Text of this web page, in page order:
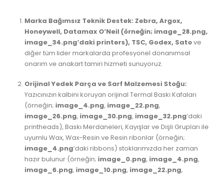
Marka Bağımsız Teknik Destek: Zebra, Argox,
Honeywell, Datamax O’Neil (örneğin; image_28.png,
image_34.png’daki printers), TSC, Godex, Satove
diğer tüm lider markalarda profesyonel donanımsal
onarım ve anakart tamiri hizmeti sunuyoruz.
Orijinal Yedek Parça ve Sarf Malzemesi Stoğu:
Yazıcınızın kalbini koruyan orijinal Termal Baskı Kafaları
(örneğin; image_4.png, image_22.png,
image_26.png, image_30.png, image_32.png‘daki
printheads), Baskı Merdaneleri, Kayışlar ve Dişli Grupları ile
uyumlu Wax, Wax-Resin ve Resin ribonlar (örneğin;
image_4.png‘daki ribbons) stoklarımızda her zaman
hazır bulunur (örneğin; image_0.png, image_4.png,
image_6.png, image_10.png, image_22.png,